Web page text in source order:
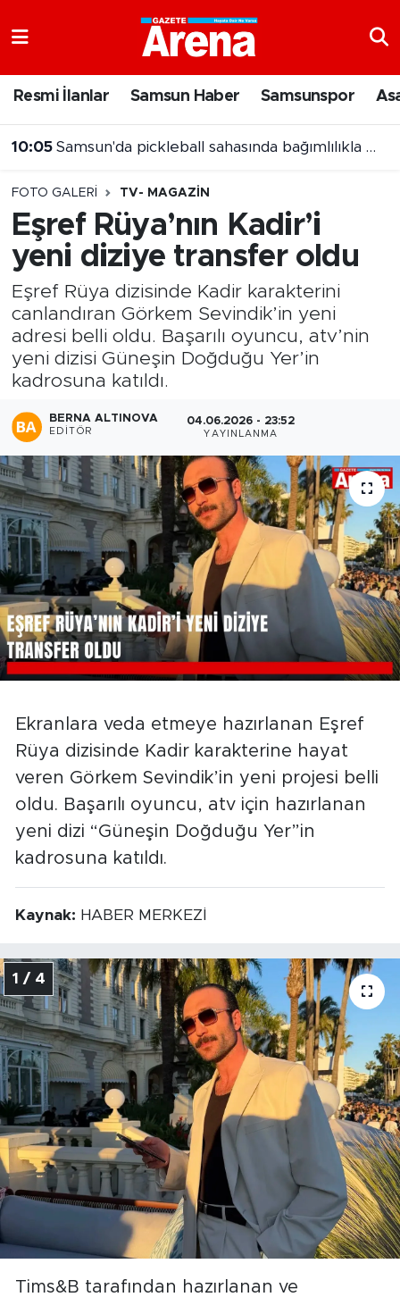
Resmi İlanlar Samsun Haber Samsunspor
10:05 Samsun'da pickleball sahasında bağımlılıkla mücadele mesajı
09:52 Samsun'da 9 Ağustos'ta hava nasıl olacak?
FOTO GALERI TV- MAGAZIN
Eşref Rüya’nın Kadir’i
yeni diziye transfer oldu
Eşref Rüya dizisinde Kadir karakterini
canlandıran Görkem Sevindik’in yeni
adresi belli oldu. Başarılı oyuncu, atv’nin
yeni dizisi Güneşin Doğduğu Yer’in
kadrosuna katıldı.
BERNA ALTINOVA
EDITÖR
04.06.2026 - 23:52
YAYINLANMA
Ekranlara veda etmeye hazırlanan Eşref
Rüya dizisinde Kadir karakterine hayat
veren Görkem Sevindik’in yeni projesi belli
oldu. Başarılı oyuncu, atv için hazırlanan
yeni dizi “Güneşin Doğduğu Yer”in
kadrosuna katıldı.
Kaynak: HABER MERKEZİ
1 / 4
Tims&B tarafından hazırlanan ve
Samsun Namaz Vakitleri
Süper Lig Puan Durumu ve Fikstür
Tüm Manşetler
Son Dakika Haberleri
Haber Arşivi